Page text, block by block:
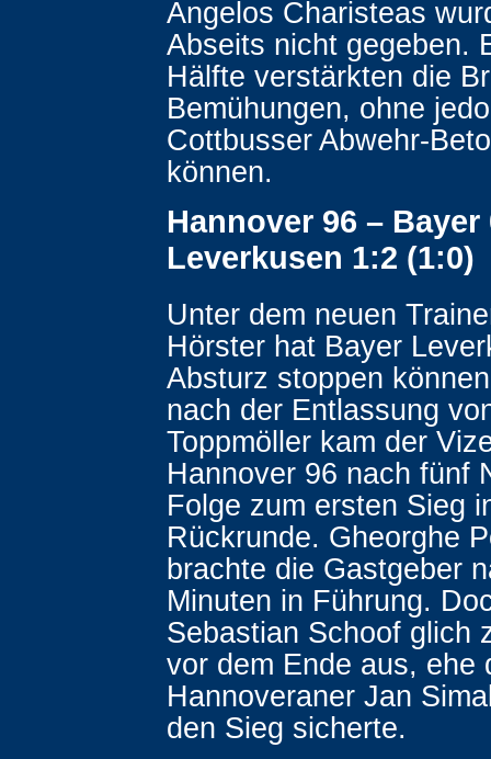
Angelos Charisteas
Abseits nicht gegeben.
Hälfte verstärkten die
Bemühungen, ohne
Cottbusser Abwehr-
können.
Hannover 96 – Bayer
Leverkusen 1:2 (1:0)
Unter dem neuen
Hörster hat Bayer
Absturz stoppen
nach der Entlassung
Toppmöller kam der
Hannover 96 nach fünf
Folge zum ersten Sieg
Rückrunde. Gheorghe
brachte die Gastgeber
Minuten in Führung.
Sebastian Schoof glich
vor dem Ende aus, ehe
Hannoveraner Jan
den Sieg sicherte.